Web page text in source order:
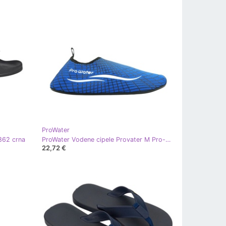
crna
ProWater
ProWater Vodene cipele Provater M Pro-22-34-016M plava
22,72 €